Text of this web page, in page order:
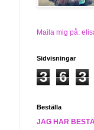
Maila mig på:
Sidvisningar
3 6 3
Beställa
JAG HAR